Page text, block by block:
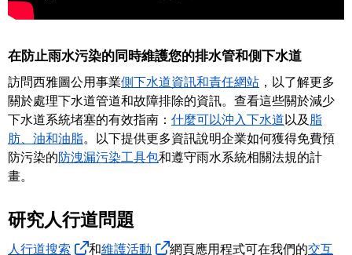
在防止雨水污染的同時維護您的排水管和側下水道
訪問西雅圖公用事業側下水道資訊和責任網站 ，以了解更多
關於處理下水道管道和故障排除的資訊。查看這些關於減少
下水道系統堵塞的有效指南： 什麼可以沖入下水道以及脂
肪、油和油脂。以下提供更多資訊說明企業如何獲得免費預
防污染的防洩漏污染工具包和遵守雨水系統相關法規的計
畫。
研究人行道問題
人行道搜索 和維護活動 網頁應用程式可在我們的交互